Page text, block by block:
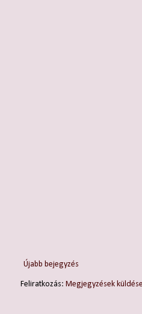
Újabb bejegyzés
Feliratkozás: Megjegyzések